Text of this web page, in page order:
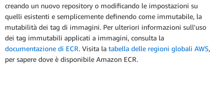
creando un nuovo repository o modificando le impostazioni su
quelli esistenti e semplicemente definendo come immutabile, la
mutabilità dei tag di immagini. Per ulteriori informazioni sull'uso
dei tag immutabili applicati a immagini, consulta la
documentazione di ECR. Visita la tabella delle regioni globali AWS,
per sapere dove è disponibile Amazon ECR.